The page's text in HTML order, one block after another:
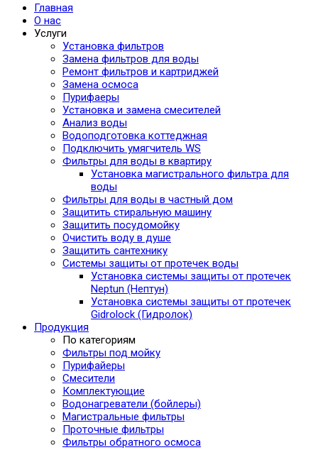
Главная
О нас
Услуги
Установка фильтров
Замена фильтров для воды
Ремонт фильтров и картриджей
Замена осмоса
Пурифаеры
Установка и замена смесителей
Анализ воды
Водоподготовка коттеджная
Подключить умягчитель WS
Фильтры для воды в квартиру
Установка магистрального фильтра для
воды
Фильтры для воды в частный дом
Защитить стиральную машину
Защитить посудомойку
Очистить воду в душе
Защитить сантехнику
Системы защиты от протечек воды
Установка системы защиты от протечек
Neptun (Нептун)
Установка системы защиты от протечек
Gidrolock (Гидролок)
Продукция
По категориям
Фильтры под мойку
Пурифайеры
Смесители
Комплектующие
Водонагреватели (бойлеры)
Магистральные фильтры
Проточные фильтры
Фильтры обратного осмоса